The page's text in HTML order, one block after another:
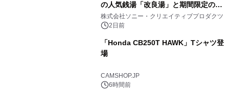
の人気銭湯「改良湯」と期間限定のコ
ラボレーション サウナイキタイコラ
ボグッズも発売決定！
株式会社ソニー・クリエイティブプロダクツ
2日前
「Honda CB250T HAWK」Tシャツ登
場
CAMSHOP.JP
6時間前